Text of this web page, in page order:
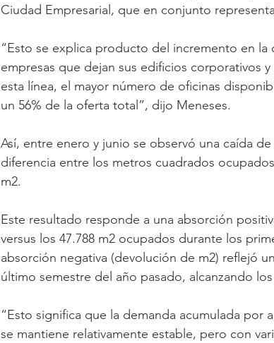
Ciudad Empresarial, que en conjunto
“Esto se explica producto del incremento en
empresas que dejan sus edificios corporativos
esta línea, el mayor número de oficinas
un 56% de la oferta total”, dijo Meneses.
Así, entre enero y junio se observó una caída
diferencia entre los metros cuadrados
m2.
Este resultado responde a una absorción
versus los 47.788 m2 ocupados durante los
absorción negativa (devolución de m2) reflejó
último semestre del año pasado, alcanzando
“Esto significa que la demanda acumulada por
se mantiene relativamente estable, pero con